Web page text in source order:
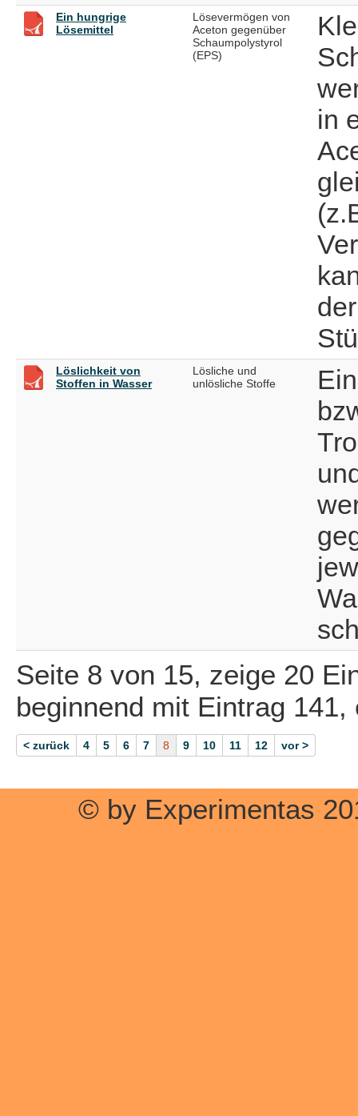
Ein hungrige
Lösemittel
Lösevermögen von
Aceton gegenüber
Schaumpolystyrol
(EPS)
in
Löslichkeit von
Stoffen in Wasser
Lösliche und
unlösliche Stoffe
Seite 8 von 15, zeige 20
beginnend mit Eintrag 141,
< zurück 4 5 6 7 8 9 10 11 12 vor >
© by Experimentas